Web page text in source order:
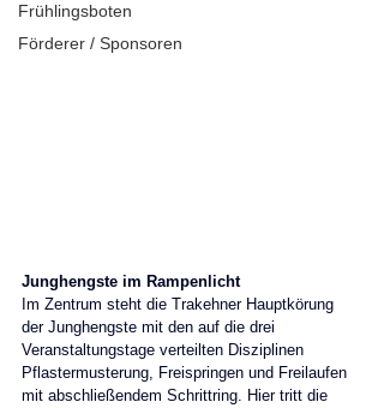
Frühlingsboten
Förderer / Sponsoren
Junghengste im Rampenlicht
Im Zentrum steht die Trakehner Hauptkörung
der Junghengste mit den auf die drei
Veranstaltungstage verteilten Disziplinen
Pflastermusterung, Freispringen und Freilaufen
mit abschließendem Schrittring. Hier tritt die